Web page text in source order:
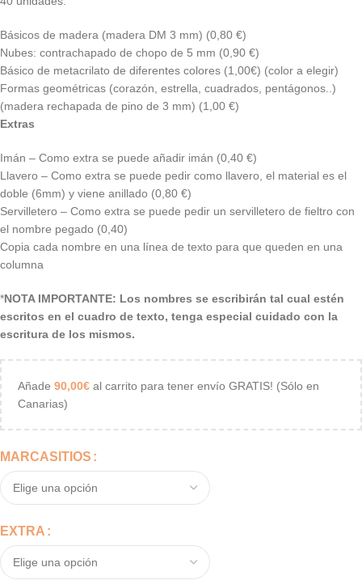
Básicos de madera (madera DM 3 mm) (0,80 €)
Nubes: contrachapado de chopo de 5 mm (0,90 €)
Básico de metacrilato de diferentes colores (1,00€) (color a elegir)
Formas geométricas (corazón, estrella, cuadrados, pentágonos..)
(madera rechapada de pino de 3 mm) (1,00 €)
Extras
Imán – Como extra se puede añadir imán (0,40 €)
Llavero – Como extra se puede pedir como llavero, el material es el
doble (6mm) y viene anillado (0,80 €)
Servilletero – Como extra se puede pedir un servilletero de fieltro con
el nombre pegado (0,40)
Copia cada nombre en una línea de texto para que queden en una
columna
*NOTA IMPORTANTE: Los nombres se escribirán tal cual estén
escritos en el cuadro de texto, tenga especial cuidado con la
escritura de los mismos.
Añade 90,00€ al carrito para tener envío GRATIS! (Sólo en
Canarias)
MARCASITIOS
EXTRA